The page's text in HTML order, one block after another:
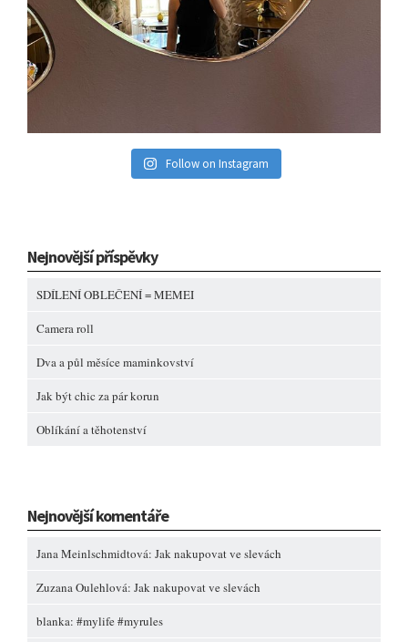
Follow on Instagram
Nejnovější příspěvky
SDÍLENÍ OBLEČENÍ = MEMEI
Camera roll
Dva a půl měsíce maminkovství
Jak být chic za pár korun
Oblíkání a těhotenství
Nejnovější komentáře
Jana Meinlschmidtová: Jak nakupovat ve slevách
Zuzana Oulehlová: Jak nakupovat ve slevách
blanka: #mylife #myrules